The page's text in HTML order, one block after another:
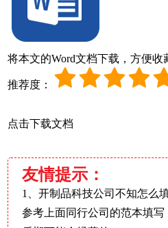
将本文的Word文档下载，方便收
推荐度：
点击下载文档
友情提示：
1、开制品科技公司不知怎么
参考上面同行公司的范本填